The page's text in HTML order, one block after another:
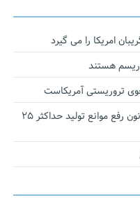
امریکا را می گیرد
هستند
تروریستی آمریکاست
سخنگوی کمیسیون اقتصادی مجلس: قانون رفع موانع تولید حداکثر ۲۵